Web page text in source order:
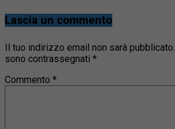
Lascia un commento
Il tuo indirizzo email non sarà pubblicato.
sono contrassegnati *
Commento *